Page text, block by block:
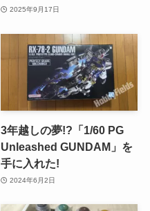
2025年9月17日
3年越しの夢!?「1/60 PG
Unleashed GUNDAM」を
手に入れた!
2024年6月2日